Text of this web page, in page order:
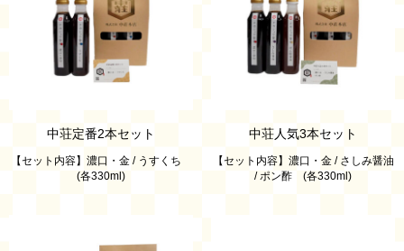
中荘定番2本セット
【セット内容】濃口・金 / うすくち
(各330ml)
中荘人気3本セット
【セット内容】濃口・金 / さしみ醤油
/ ポン酢 (各330ml)